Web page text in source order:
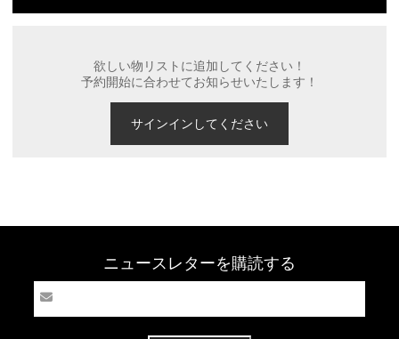
欲しい物リストに追加してください！
予約開始に合わせてお知らせいたします！
サインインしてください
ニュースレターを購読する